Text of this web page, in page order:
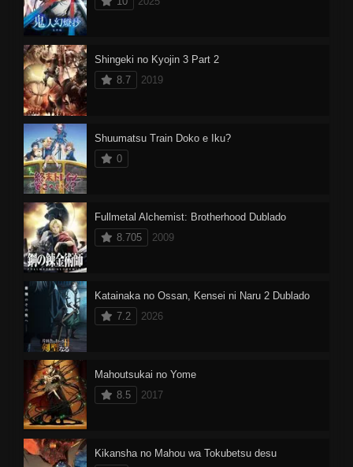
Shingeki no Kyojin 3 Part 2
8.7
2019
Shuumatsu Train Doko e Iku?
0
Fullmetal Alchemist: Brotherhood Dublado
8.705
2009
Katainaka no Ossan, Kensei ni Naru 2 Dublado
7.2
2026
Mahoutsukai no Yome
8.5
2017
Kikansha no Mahou wa Tokubetsu desu